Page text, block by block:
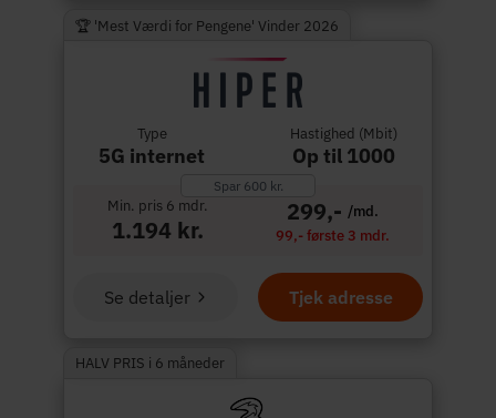
🏆 'Mest Værdi for Pengene' Vinder 2026
Type
5G internet
Hastighed (Mbit)
Op til 1000
Spar 600 kr.
Min. pris 6 mdr.
1.194 kr.
299,- /md.
99,- første 3 mdr.
Tjek adresse
Se detaljer
HALV PRIS i 6 måneder